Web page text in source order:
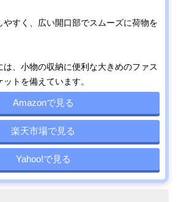
やすく、広い開口部でスムーズに荷物を
は、小物の収納に便利な大きめのファス
トを備えています。
Amazonで見る
楽天市場で見る
Yahoo!で見る